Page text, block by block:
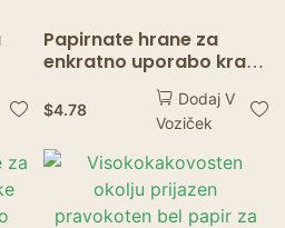
Papirnate hrane za
enkratno uporabo kraft
papirnate hrane, ki
servira pladenj, razvida
rjava za nachos tacos
bbq krompirček
$4.78
Dodaj V
Voziček